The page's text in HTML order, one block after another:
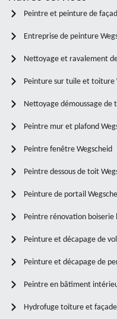
Peintre et peinture de
Entreprise de peinture
Nettoyage et ravalement
Peinture sur tuile et toiture
Nettoyage démoussage de
Peintre mur et plafond
Peintre fenêtre Wegscheid
Peintre dessous de toit
Peinture de portail
Peintre rénovation boiserie
Peinture et décapage de
Peinture et décapage de
Peintre en bâtiment
Hydrofuge toiture et